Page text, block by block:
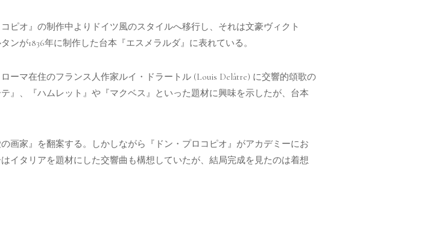
ピオ』の制作中よりドイツ風のスタイルへ移行し、それは文豪ヴィクト
が1836年に制作した台本『エスメラルダ』に表れている。
ーマ在住のフランス人作家ルイ・ドラートル (Louis Delâtre) に交響的頌歌の
』、『ハムレット』や『マクベス』といった題材に興味を示したが、台本
画家』を翻案する。しかしながら『ドン・プロコピオ』がアカデミーにお
イタリアを題材にした交響曲も構想していたが、結局完成を見たのは着想